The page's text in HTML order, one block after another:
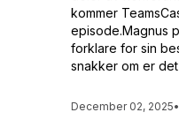
kommer
episode.Magnus
forklare for sin
snakker om er det
December 02, 2025•